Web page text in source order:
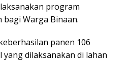
program
Warga Binaan.
panen 106
dilaksanakan di lahan